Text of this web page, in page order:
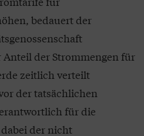
bedauert der
der Strommengen für
zeitlich verteilt
der tatsächlichen
für die
der nicht